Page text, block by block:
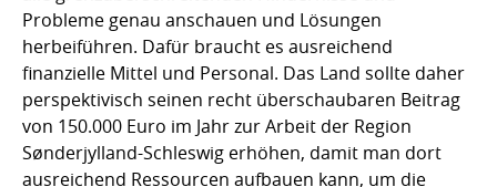
Probleme genau anschauen und Lösungen
herbeiführen. Dafür braucht es ausreichend
finanzielle Mittel und Personal. Das Land sollte daher
perspektivisch seinen recht überschaubaren Beitrag
von 150.000 Euro im Jahr zur Arbeit der Region
Sønderjylland-Schleswig erhöhen, damit man dort
ausreichend Ressourcen aufbauen kann, um die